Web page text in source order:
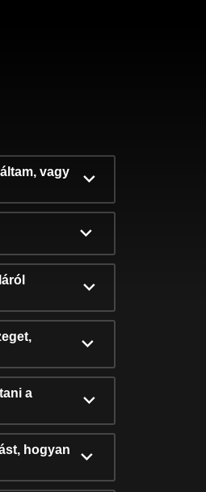
vagy
a
hogyan